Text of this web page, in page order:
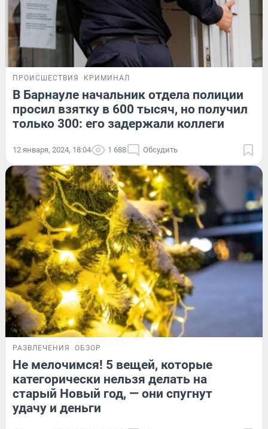
ПРОИСШЕСТВИЯ КРИМИНАЛ
В Барнауле начальник отдела полиции
просил взятку в 600 тысяч, но получил
только 300: его задержали коллеги
12 января, 2024, 18:04 1 688 Обсудить
РАЗВЛЕЧЕНИЯ ОБЗОР
Не мелочимся! 5 вещей, которые
категорически нельзя делать на
старый Новый год, — они спугнут
удачу и деньги